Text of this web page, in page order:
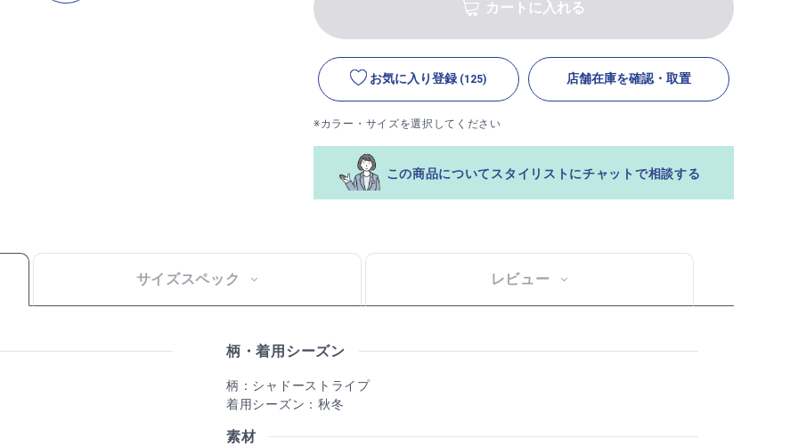
カートに入れる
お気に入り登録 (125) 店舗在庫を確認・取置
※カラー・サイズを選択してください
この商品についてスタイリストにチャットで相談する
サイズスペック レビュー
柄・着用シーズン
柄：シャドーストライプ
着用シーズン：秋冬
素材